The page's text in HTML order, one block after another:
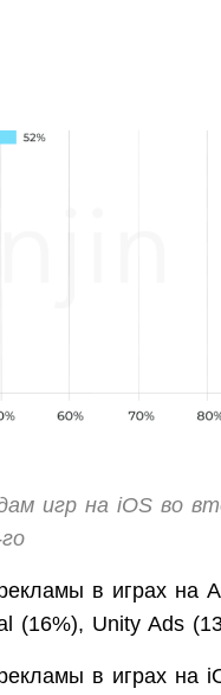
игр на iOS во
в играх на
(16%), Unity Ads
в играх на